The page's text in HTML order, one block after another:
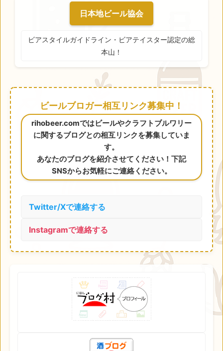
日本地ビール協会
ビアスタイルガイドライン・ビアテイスター認定の総
本山！
ビールブロガー相互リンク募集中！
rihobeer.comではビールやクラフトブルワリー
に関するブログとの相互リンクを募集していま
す。
あなたのブログを紹介させてください！下記
SNSからお気軽にご連絡ください。
Twitter/Xで連絡する
Instagramで連絡する